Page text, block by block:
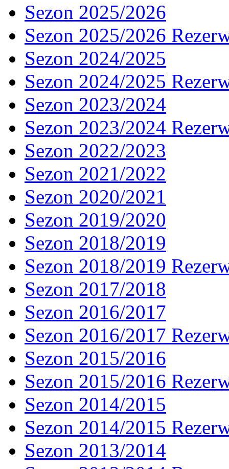
Sezon 2025/2026
Sezon 2025/2026
Sezon 2024/2025
Sezon 2024/2025
Sezon 2023/2024
Sezon 2023/2024
Sezon 2022/2023
Sezon 2021/2022
Sezon 2020/2021
Sezon 2019/2020
Sezon 2018/2019
Sezon 2018/2019
Sezon 2017/2018
Sezon 2016/2017
Sezon 2016/2017
Sezon 2015/2016
Sezon 2015/2016
Sezon 2014/2015
Sezon 2014/2015
Sezon 2013/2014